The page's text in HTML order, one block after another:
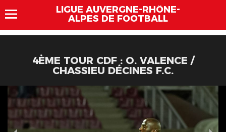
LIGUE AUVERGNE-RHÔNE-
ALPES DE FOOTBALL
4ÈME TOUR CDF : O. VALENCE /
CHASSIEU DÉCINES F.C.